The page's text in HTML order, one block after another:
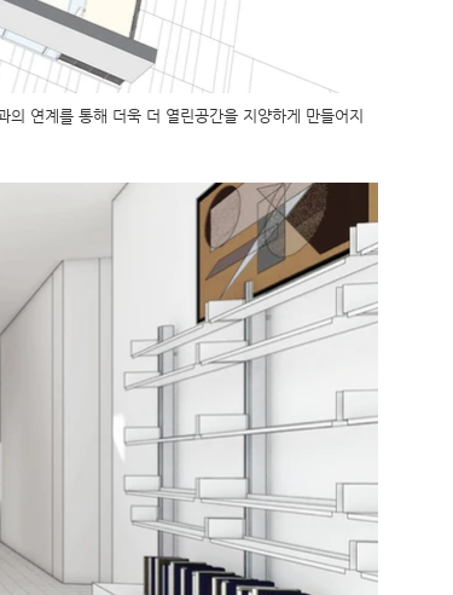
연계를 통해 더욱 더 열린공간을 지양하게 만들어지